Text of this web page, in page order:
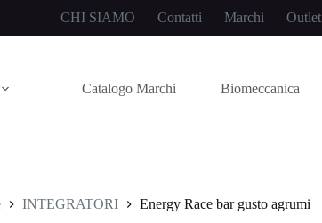
CHI SIAMO Contatti Marchi Outlet
Catalogo Marchi Biomeccanica
INTEGRATORI Energy Race bar gusto agrumi